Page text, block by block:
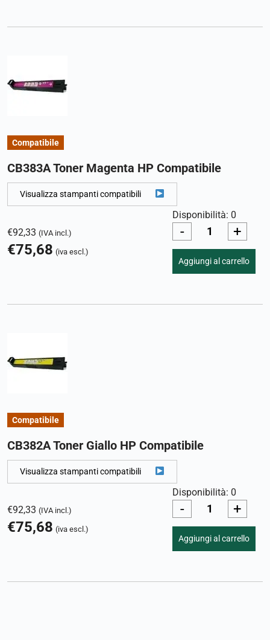
Compatibile
CB383A Toner Magenta HP Compatibile
Visualizza stampanti compatibili
€92,33 (IVA incl.)
€75,68 (iva escl.)
Disponibilità: 0
- +
Aggiungi al carrello
Compatibile
CB382A Toner Giallo HP Compatibile
Visualizza stampanti compatibili
€92,33 (IVA incl.)
€75,68 (iva escl.)
Disponibilità: 0
- +
Aggiungi al carrello